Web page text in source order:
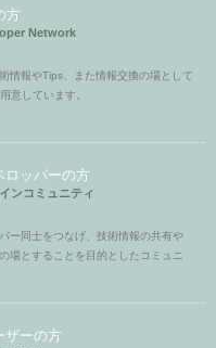
方
Network
情報やTips、また情報交換の場として
意しています。
ロッパーの方
ンコミュニティ
ー同士をつなげ、技術情報の共有や
場とすることを目的としたコミュニ
ザーの方